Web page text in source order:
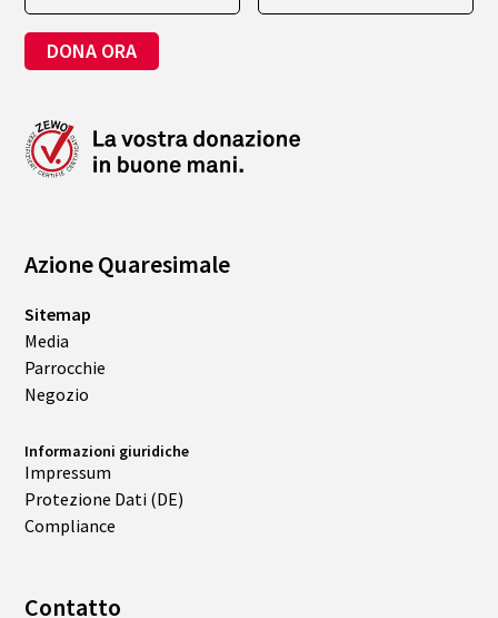
Azione Quaresimale
Sitemap
Media
Parrocchie
Negozio
Informazioni giuridiche
Impressum
Protezione Dati (DE)
Compliance
DONA ORA
Contatto